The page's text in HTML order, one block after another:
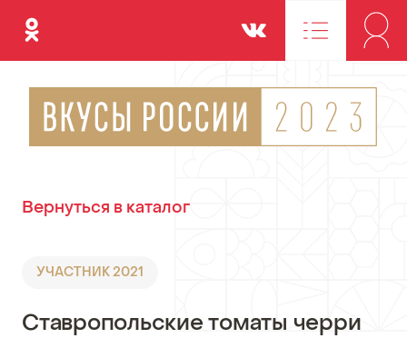
Одноклассники Вконтакте
Вернуться в каталог
УЧАСТНИК 2021
Ставропольские томаты черри